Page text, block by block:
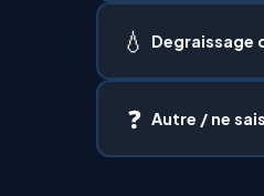
💧 Degraissage
❓ Autre / ne